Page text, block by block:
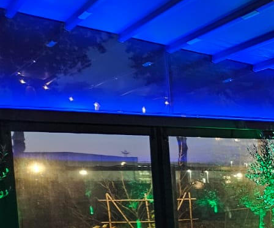
WhatsApp Image 2023-12-16 at 16.12.49